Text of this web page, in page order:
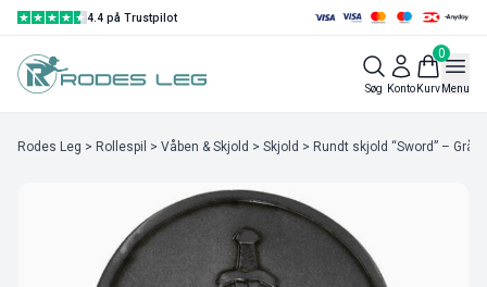
4.4 på Trustpilot
Søg Konto
0
KurvMenu
Rodes Leg > Rollespil > Våben & Skjold > Skjold > Rundt skjold “Sword” – Grå